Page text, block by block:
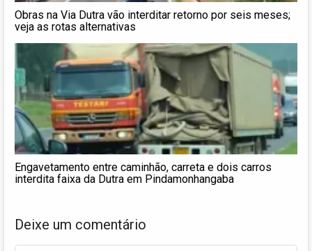
Obras na Via Dutra vão interditar retorno por seis meses;
veja as rotas alternativas
Engavetamento entre caminhão, carreta e dois carros
interdita faixa da Dutra em Pindamonhangaba
Deixe um comentário